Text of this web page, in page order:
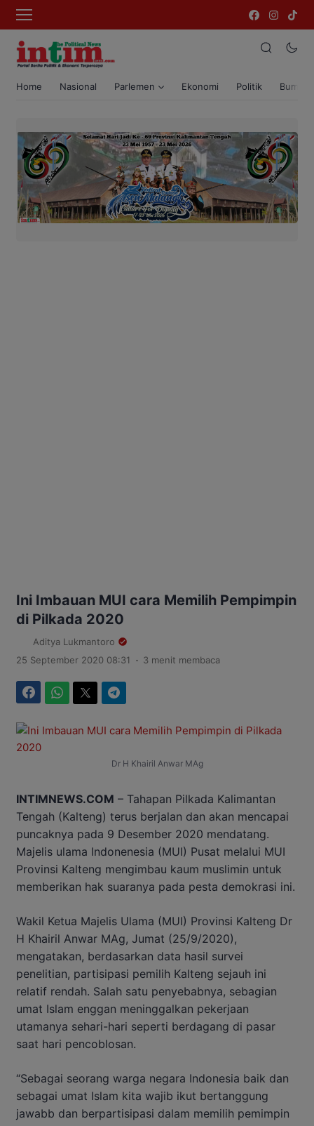
Home Nasional Parlemen Ekonomi Politik Bumi
Ini Imbauan MUI cara Memilih Pempimpin
di Pilkada 2020
Aditya Lukmantoro
25 September 2020 08:31
. 3 menit membaca
Dr H Khairil Anwar MAg
INTIMNEWS.COM – Tahapan Pilkada Kalimantan
Tengah (Kalteng) terus berjalan dan akan mencapai
puncaknya pada 9 Desember 2020 mendatang.
Majelis ulama Indonenesia (MUI) Pusat melalui MUI
Provinsi Kalteng mengimbau kaum muslimin untuk
memberikan hak suaranya pada pesta demokrasi ini.
Wakil Ketua Majelis Ulama (MUI) Provinsi Kalteng Dr
H Khairil Anwar MAg, Jumat (25/9/2020),
mengatakan, berdasarkan data hasil survei
penelitian, partisipasi pemilih Kalteng sejauh ini
relatif rendah. Salah satu penyebabnya, sebagian
umat Islam enggan meninggalkan pekerjaan
utamanya sehari-hari seperti berdagang di pasar
saat hari pencoblosan.
“Sebagai seorang warga negara Indonesia baik dan
sebagai umat Islam kita wajib ikut bertanggung
jawabb dan berpartisipasi dalam memilih pemimpin